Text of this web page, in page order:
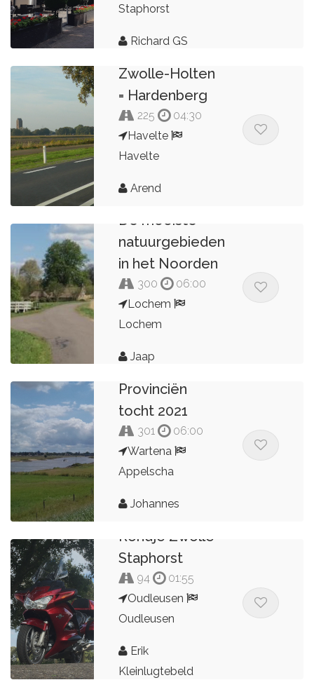
Staphorst
Richard GS
Zwolle-Holten
= Hardenberg
225
04:30
Havelte
Havelte
Arend
De mooiste
natuurgebieden
in het Noorden
300
06:00
Lochem
Lochem
Jaap
Provinciën
tocht 2021
301
06:00
Wartena
Appelscha
Johannes
Rondje Zwolle
Staphorst
94
01:55
Oudleusen
Oudleusen
Erik
Kleinlugtebeld